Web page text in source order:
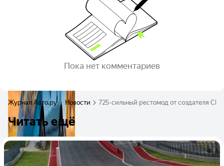
Пока нет комментариев
Журнал Авто.ру Новости 725-сильный рестомод от создателя
Читать ещё